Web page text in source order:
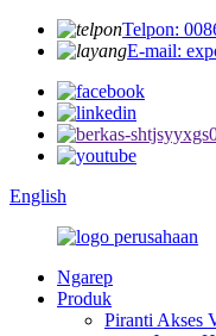
Telpon:
E-mail:
English
Ngarep
Produk
Piranti Akses